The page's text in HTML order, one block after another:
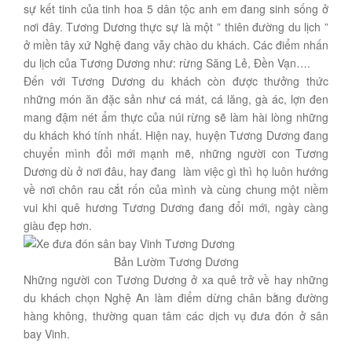
sự kết tinh của tinh hoa 5 dân tộc anh em đang sinh sống ở
nơi đây. Tương Dương thực sự là một ” thiên đường du lịch ”
ở miền tây xứ Nghệ đang vẫy chào du khách. Các điểm nhấn
du lịch của Tương Dương như: rừng Săng Lẻ, Đền Vạn….
Đến với Tương Dương du khách còn được thưởng thức
những món ăn đặc sản như cá mát, cá lăng, gà ác, lợn đen
mang đậm nét ẩm thực của núi rừng sẽ làm hài lòng những
du khách khó tính nhất. Hiện nay, huyện Tương Dương đang
chuyển mình đổi mới mạnh mẽ, những người con Tương
Dương dù ở nơi đâu, hay đang làm việc gì thì họ luôn hướng
về nơi chôn rau cắt rốn của mình và cùng chung một niềm
vui khi quê hương Tương Dương đang đổi mới, ngày càng
giàu đẹp hơn.
Bản Lườm Tương Dương
Những người con Tương Dương ở xa quê trở về hay những
du khách chọn Nghệ An làm điểm dừng chân bằng đường
hàng không, thường quan tâm các dịch vụ đưa đón ở sân
bay Vinh.